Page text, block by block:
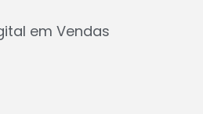
em Vendas